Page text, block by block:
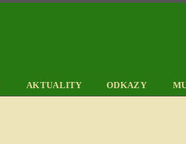
AKTUALITY ODKAZY